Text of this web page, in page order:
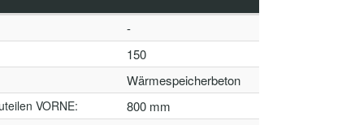
-
150
Wärmespeicherbeton
VORNE: 800 mm